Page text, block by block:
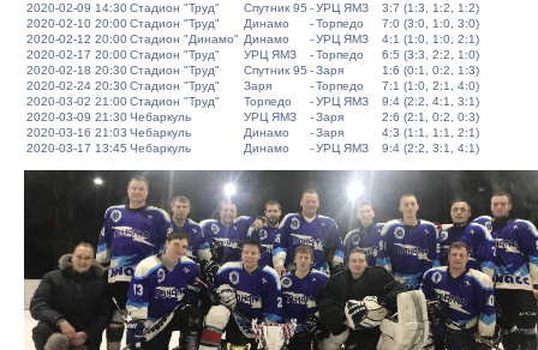
2020-02-09 14:30Стадион "Труд" Спутник 95 -УРЦ ЯМЗ
3:7 (1:3, 1:2, 1:2)
2020-02-10 20:00Стадион "Труд" Динамо -Торпедо
7:0 (3:0, 1:0, 3:0)
2020-02-12 20:00Стадион "Динамо" Динамо -УРЦ ЯМЗ
4:1 (1:0, 1:0, 2:1)
2020-02-17 20:00Стадион "Труд" УРЦ ЯМЗ -Торпедо
6:5 (3:3, 2:2, 1:0)
2020-02-18 20:30Стадион "Труд" Спутник 95 -Заря
1:6 (0:1, 0:2, 1:3)
2020-02-24 20:30Стадион "Труд" Заря -Торпедо
7:1 (1:0, 2:1, 4:0)
2020-03-02 21:00Стадион "Труд" Торпедо -УРЦ ЯМЗ
9:4 (2:2, 4:1, 3:1)
2020-03-09 21:30Чебаркуль УРЦ ЯМЗ -Заря
2:6 (2:1, 0:2, 0:3)
2020-03-16 21:03 Чебаркуль Динамо -Заря
4:3 (1:1, 1:1, 2:1)
2020-03-17 13:45 Чебаркуль Динамо -УРЦ ЯМЗ 9:4 (2:2, 3:1, 4:1)